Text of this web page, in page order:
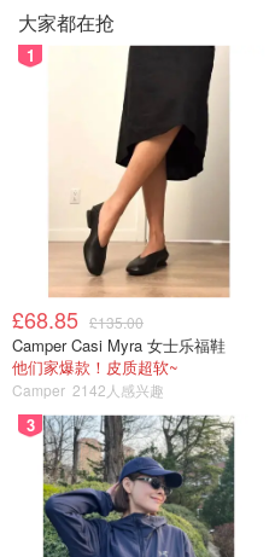
大家都在抢
1
£68.85 £135.00
Camper Casi Myra 女士乐福鞋
他们家爆款！皮质超软~
Camper 2142人感兴趣
3